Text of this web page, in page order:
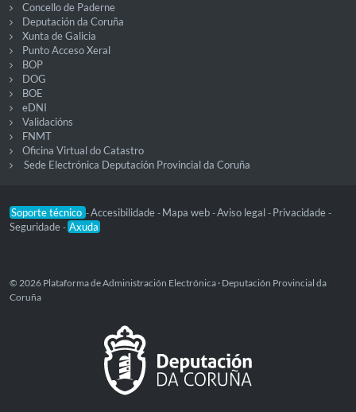
Concello de Paderne
Deputación da Coruña
Xunta de Galicia
Punto Acceso Xeral
BOP
DOG
BOE
eDNI
Validacións
FNMT
Oficina Virtual do Catastro
Sede Electrónica Deputación Provincial da Coruña
Soporte técnico -Accesibilidade - Mapa web -Aviso legal - Privacidade -
Seguridade - Axuda
© 2026 Plataforma de Administración Electrónica · Deputación Provincial da
Coruña